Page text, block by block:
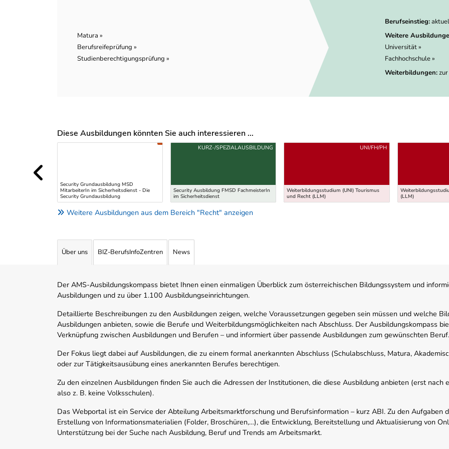
Matura »
Berufsreifeprüfung »
Studienberechtigungsprüfung »
Berufseinstieg:
Weitere
Universität »
Fachhochschule »
Weiterbildungen:
Diese Ausbildungen könnten Sie auch interessieren ...
Uber weitere Ausbildungsvorschläge
Security Grundausbildung MSD
MitarbeiterIn im Sicherheitsdienst - Die
Security Grundausbildung
Security Ausbildung FMSD FachmeisterIn
im Sicherheitsdienst
KURZ-/SPEZIALAUSBILDUNG
Weiterbildungsstudium (UNI) Tourismus
und Recht (LLM)
UNI/FH/PH
(LLM)
Weitere Ausbildungen aus dem Bereich "Recht" anzeigen
Über uns BIZ-BerufsInfoZentren News
Der AMS-Ausbildungskompass bietet Ihnen einen einmaligen Überblick zum österreichischen Bildungssystem und
Ausbildungen und zu über 1.100 Ausbildungseinrichtungen.
Detaillierte Beschreibungen zu den Ausbildungen zeigen, welche Voraussetzungen gegeben sein müssen und welche
Ausbildungen anbieten, sowie die Berufe und Weiterbildungsmöglichkeiten nach Abschluss. Der Ausbildungskompass
Verknüpfung zwischen Ausbildungen und Berufen – und informiert über passende Ausbildungen zum gewünschten Beruf.
Der Fokus liegt dabei auf Ausbildungen, die zu einem formal anerkannten Abschluss (Schulabschluss, Matura,
oder zur Tätigkeitsausübung eines anerkannten Berufes berechtigen.
Zu den einzelnen Ausbildungen finden Sie auch die Adressen der Institutionen, die diese Ausbildung anbieten (erst nach
also z. B. keine Volksschulen).
Das Webportal ist ein Service der Abteilung Arbeitsmarktforschung und Berufsinformation – kurz ABI. Zu den Aufgaben
Erstellung von Informationsmaterialien (Folder, Broschüren,…), die Entwicklung, Bereitstellung und Aktualisierung von
Unterstützung bei der Suche nach Ausbildung, Beruf und Trends am Arbeitsmarkt.